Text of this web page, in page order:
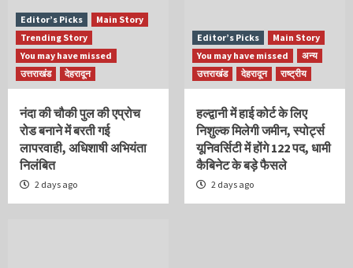
Editor’s Picks
Main Story
Trending Story
You may have missed
उत्तराखंड
देहरादून
नंदा की चौकी पुल की एप्रोच
रोड बनाने में बरती गई
लापरवाही, अधिशाषी अभियंता
निलंबित
2 days ago
Editor’s Picks
Main Story
You may have missed
अन्य
उत्तराखंड
देहरादून राष्ट्रीय
हल्द्वानी में हाई कोर्ट के लिए
निशुल्क मिलेगी जमीन, स्पोर्ट्स
यूनिवर्सिटी में होंगे 122 पद, धामी
कैबिनेट के बड़े फैसले
2 days ago